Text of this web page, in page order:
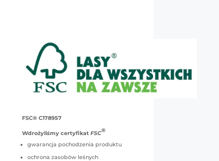
FSC® C178957
Wdrożyliśmy certyfikat FSC®
gwarancja pochodzenia produktu
ochrona zasobów leśnych